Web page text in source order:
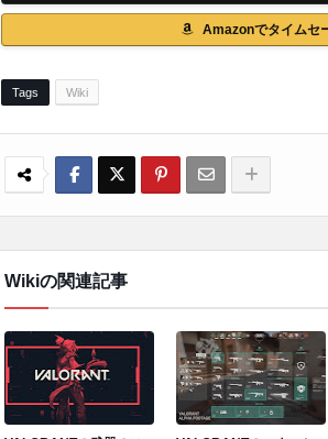
Amazonでタイムセ
Tags Wiki
Wikiの関連記事